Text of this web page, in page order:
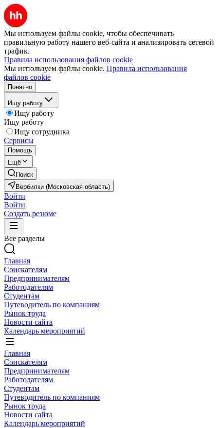
Мы используем файлы cookie, чтобы обеспечивать
правильную работу нашего веб-сайта и анализировать сетевой
трафик.
Правила использования файлов cookie
Мы используем файлы cookie. Правила использования
файлов cookie
Понятно
Ищу работу
Ищу работу
Ищу работу
Ищу сотрудника
Сервисы
Помощь
Ещё
Поиск
Вербилки (Московская область)
Войти
Войти
Создать резюме
Все разделы
Главная
Соискателям
Предпринимателям
Работодателям
Студентам
Путеводитель по компаниям
Рынок труда
Новости сайта
Календарь мероприятий
Главная
Соискателям
Предпринимателям
Работодателям
Студентам
Путеводитель по компаниям
Рынок труда
Новости сайта
Календарь мероприятий